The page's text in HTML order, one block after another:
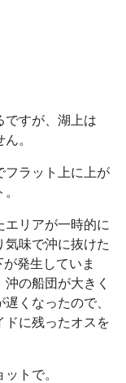
ですが、湖上は
。
フラット上に上が
エリアが一時的に
気味で沖に抜けた
発生していま
の船団が大きく
くなったので、
ドに残ったオスを
トで。